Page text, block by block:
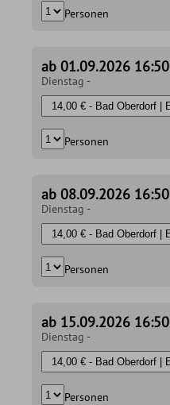
Personen
ab 01.09.2026 16:50
Dienstag -
Personen
ab 08.09.2026 16:50
Dienstag -
Personen
ab 15.09.2026 16:50
Dienstag -
Personen